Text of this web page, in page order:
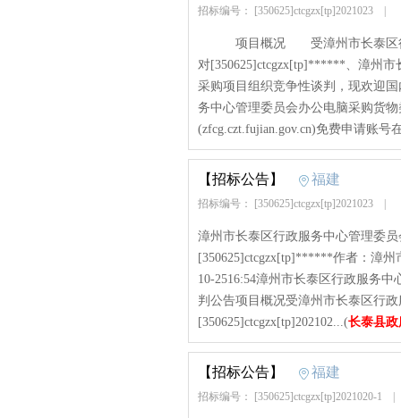
招标编号： [350625]ctcgzx[tp]2021023
项目概况 受漳州市长泰区行政
对[350625]ctcgzx[tp]******、漳州市
采购项目组织竞争性谈判，现欢
务中心管理委员会办公电脑采购货
(zfcg.czt.fujian.gov.cn)免费申请账号
【招标公告】 福建
招标编号： [350625]ctcgzx[tp]2021023
漳州市长泰区行政服务中心管理委
[350625]ctcgzx[tp]******作者：漳州
10-2516:54漳州市长泰区行政服务
判公告项目概况受漳州市长泰区行
[350625]ctcgzx[tp]202102...(长泰县
【招标公告】 福建
招标编号： [350625]ctcgzx[tp]2021020-1